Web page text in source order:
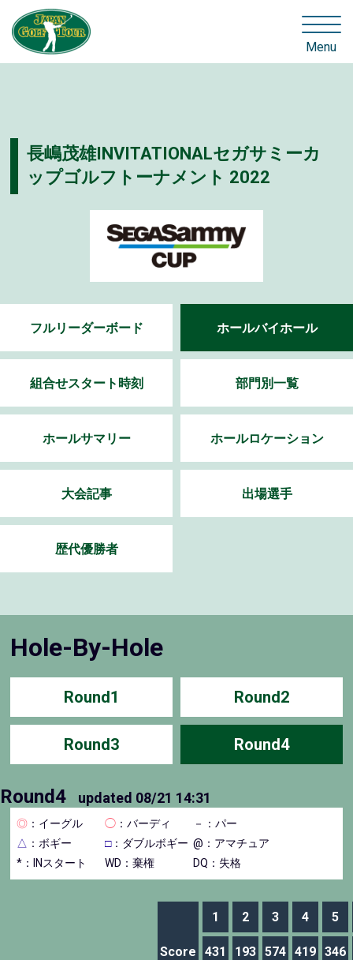
Menu
長嶋茂雄INVITATIONALセガサミーカ
ップゴルフトーナメント 2022
フルリーダーボード ホールバイホール
組合せスタート時刻 部門別一覧
ホールサマリー ホールロケーション
大会記事 出場選手
歴代優勝者
Hole-By-Hole
Round1 Round2
Round3 Round4
Round4 updated 08/21 14:31
◎ ：イーグル ◯ ：バーディ －
：パー
△ ：ボギー □：ダブルボギー @：アマチュア
*：INスタート
WD：棄権 DQ：失格
Score
1 2 3 4 5
431 193 574 419 346